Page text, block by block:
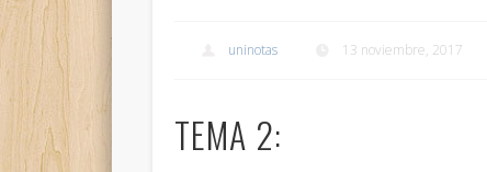
uninotas 13 noviembre, 2017
TEMA 2: